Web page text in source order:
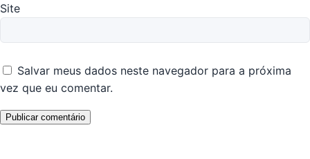
Site
Salvar meus dados neste navegador para a próxima
vez que eu comentar.